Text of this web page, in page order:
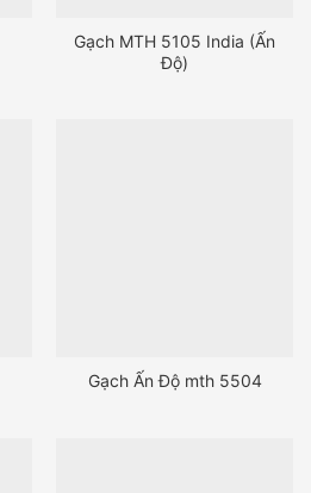
Gạch MTH 5105 India (Ấn
Độ)
Gạch Ấn Độ mth 5504